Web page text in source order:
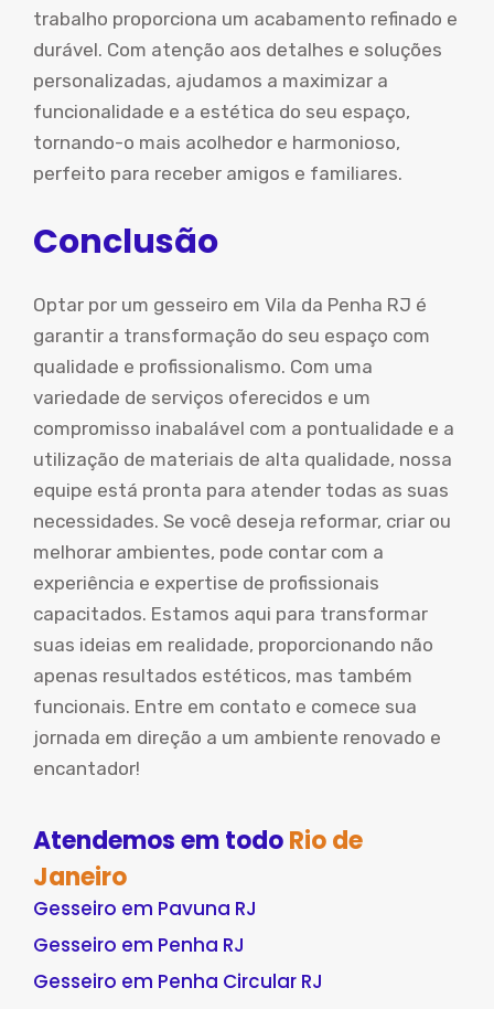
trabalho proporciona um acabamento refinado e
durável. Com atenção aos detalhes e soluções
personalizadas, ajudamos a maximizar a
funcionalidade e a estética do seu espaço,
tornando-o mais acolhedor e harmonioso,
perfeito para receber amigos e familiares.
Conclusão
Optar por um gesseiro em Vila da Penha RJ é
garantir a transformação do seu espaço com
qualidade e profissionalismo. Com uma
variedade de serviços oferecidos e um
compromisso inabalável com a pontualidade e a
utilização de materiais de alta qualidade, nossa
equipe está pronta para atender todas as suas
necessidades. Se você deseja reformar, criar ou
melhorar ambientes, pode contar com a
experiência e expertise de profissionais
capacitados. Estamos aqui para transformar
suas ideias em realidade, proporcionando não
apenas resultados estéticos, mas também
funcionais. Entre em contato e comece sua
jornada em direção a um ambiente renovado e
encantador!
Atendemos em todoRio de
Janeiro
Gesseiro em Pavuna RJ
Gesseiro em Penha RJ
Gesseiro em Penha Circular RJ